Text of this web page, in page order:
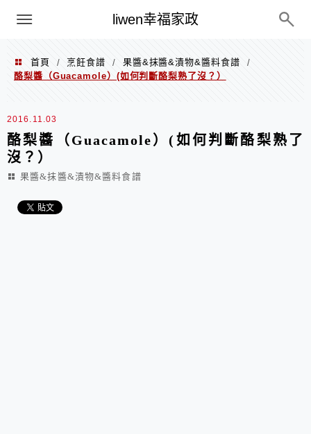
liwen幸福家政
menu
首頁 / 烹飪食譜 / 果醬&抹醬&漬物&醬料食譜
/
酪梨醬（Guacamole）(如何判斷酪梨熟了沒？）
2016.11.03
酪梨醬（Guacamole）(如何判斷酪梨熟了
沒？）
果醬&抹醬&漬物&醬料食譜